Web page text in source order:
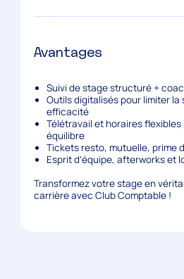
Avantages
Suivi de stage structuré +
Outils digitalisés pour limiter la
efficacité
Télétravail et horaires flexibles
équilibre
Tickets resto, mutuelle, prime
Esprit d’équipe, afterworks et
Transformez votre stage en
carrièreavecClub Comptable !